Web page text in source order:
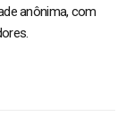
anônima, com